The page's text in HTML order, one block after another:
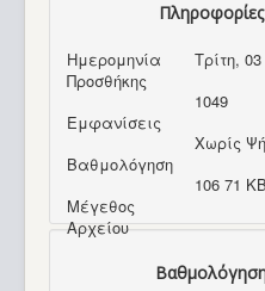
Apple Macintosh SE
Ημερομηνία
Προσθήκης
Τρίτη,
Εμφανίσεις
1049
Βαθμολόγηση
Χωρίς
Μέγεθος
Αρχείου
106 71